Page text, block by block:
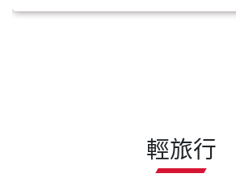
輕旅行